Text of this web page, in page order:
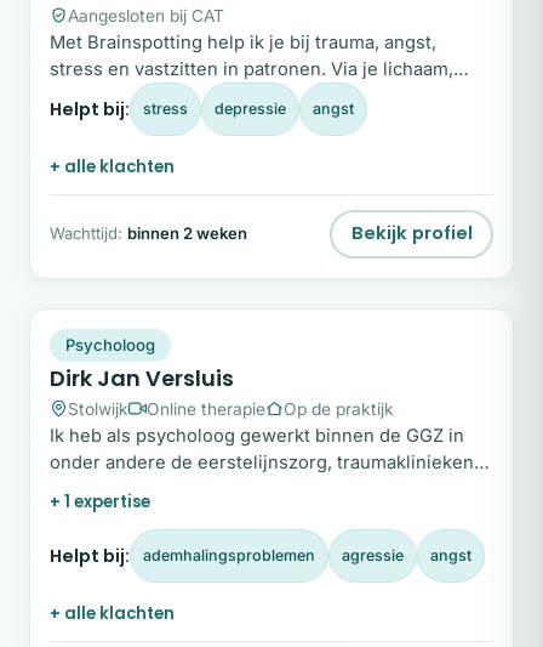
Aangesloten bij CAT
Met Brainspotting help ik je bij trauma, angst,
stress en vastzitten in patronen. Via je lichaam,
zacht en organisch, zonder veel te hoeven praten.
Helpt bij: stress depressie angst
+ alle klachten
Wachttijd: binnen 2 weken Bekijk profiel
Plek beschikbaar
Psycholoog
Dirk Jan Versluis
Stolwijk Online therapie Op de praktijk
Ik heb als psycholoog gewerkt binnen de GGZ in
onder andere de eerstelijnszorg, traumaklinieken,
verslavingszorg en jongvolwassenenpsychiatrie.
+ 1 expertise
Helpt bij: ademhalingsproblemen agressie angst
+ alle klachten